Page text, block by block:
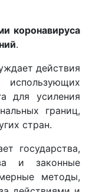
коронавируса
.
действия
для усиления
границ,
стран.
государства,
и законные
методы,